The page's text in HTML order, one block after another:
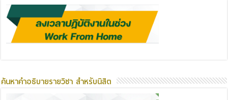
ค้นหาคำอธิบายรายวิชา สำหรับนิสิต